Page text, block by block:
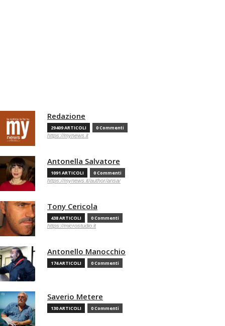
Redazione
29409 ARTICOLI 0 Commenti
https://mynews.it
Antonella Salvatore
1091 ARTICOLI 0 Commenti
https://mynews.it/author/ansa/
Tony Cericola
438 ARTICOLI 0 Commenti
https://microstudio.it
Antonello Manocchio
174 ARTICOLI 0 Commenti
Saverio Metere
130 ARTICOLI 0 Commenti